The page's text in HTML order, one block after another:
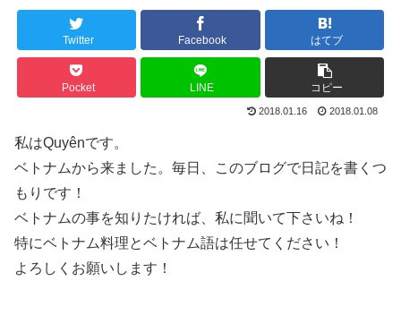
Twitter Facebook はてブ
Pocket LINE コピー
2018.01.16 2018.01.08
私はQuyênです。
ベトナムから来ました。毎日、このブログで日記を書くつ
もりです！
ベトナムの事を知りたければ、私に聞いて下さいね！
特にベトナム料理とベトナム語は任せてください！
よろしくお願いします！